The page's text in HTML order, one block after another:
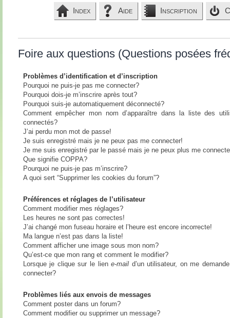
Index Aide Inscription
Foire aux questions (Questions posées
Problèmes d’identification et d’inscription
Pourquoi ne puis-je pas me connecter?
Pourquoi dois-je m’inscrire après tout?
Pourquoi suis-je automatiquement déconnecté?
Comment empêcher mon nom d’apparaître dans la liste des
connectés?
J’ai perdu mon mot de passe!
Je suis enregistré mais je ne peux pas me connecter!
Je me suis enregistré par le passé mais je ne peux plus me
Que signifie COPPA?
Pourquoi ne puis-je pas m’inscrire?
A quoi sert “Supprimer les cookies du forum”?
Préférences et réglages de l’utilisateur
Comment modifier mes réglages?
Les heures ne sont pas correctes!
J’ai changé mon fuseau horaire et l’heure est encore incorrecte!
Ma langue n’est pas dans la liste!
Comment afficher une image sous mon nom?
Qu’est-ce que mon rang et comment le modifier?
Lorsque je clique sur le liene-mail d’un utilisateur, on me
connecter?
Problèmes liés aux envois de messages
Comment poster dans un forum?
Comment modifier ou supprimer un message?